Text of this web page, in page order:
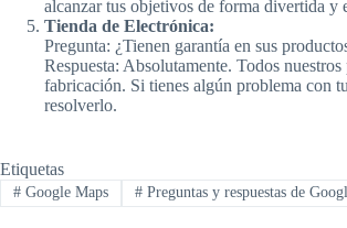
alcanzar tus objetivos de forma divertida y
Tienda de Electrónica:
Pregunta: ¿Tienen garantía en sus
Respuesta: Absolutamente. Todos
fabricación. Si tienes algún problema con
resolverlo.
Etiquetas
#Google Maps #Preguntas y respuestas de